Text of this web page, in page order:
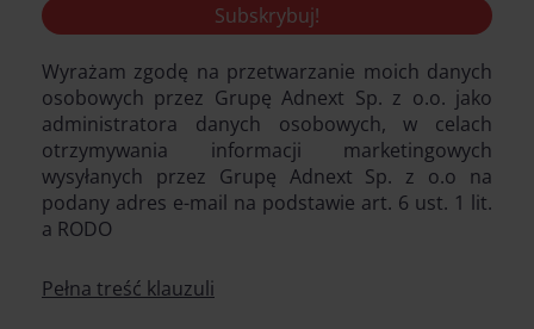
Wyrażam zgodę na przetwarzanie moich danych
osobowych przez Grupę Adnext Sp. z o.o. jako
administratora danych osobowych, w celach
otrzymywania informacji marketingowych
wysyłanych przez Grupę Adnext Sp. z o.o na
podany adres e-mail na podstawie art. 6 ust. 1 lit.
a RODO
Pełna treść klauzuli